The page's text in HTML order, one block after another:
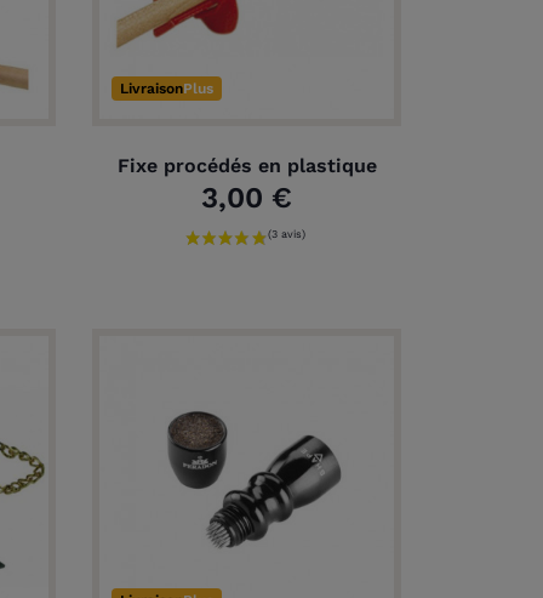
LivraisonPlus
Fixe procédés en plastique
3,00 €